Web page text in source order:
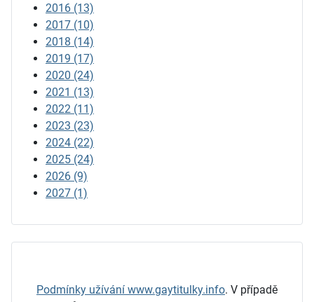
2016 (13)
2017 (10)
2018 (14)
2019 (17)
2020 (24)
2021 (13)
2022 (11)
2023 (23)
2024 (22)
2025 (24)
2026 (9)
2027 (1)
Podmínky užívání www.gaytitulky.info. V případě